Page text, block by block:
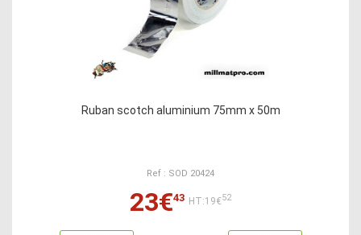
Ruban scotch aluminium 75mm x 50m
Ref : SOD 20424
23€43 HT:19€52